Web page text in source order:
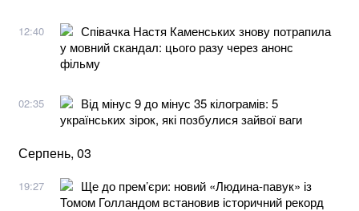
12:40
Співачка Настя Каменських знову потрапила
у мовний скандал: цього разу через анонс
фільму
02:35
Від мінус 9 до мінус 35 кілограмів: 5
українських зірок, які позбулися зайвої ваги
Серпень, 03
19:27
Ще до прем’єри: новий «Людина-павук» із
Томом Голландом встановив історичний рекорд